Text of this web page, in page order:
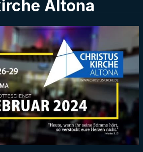
Altona